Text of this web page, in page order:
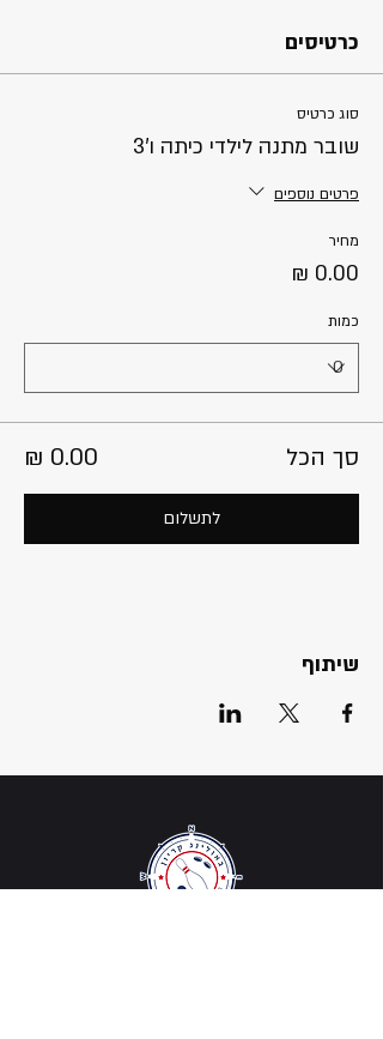
כרטיסים
סוג כרטיס
שובר מתנה לילדי כיתה ו'3
פרטים נוספים
מחיר
כמות
סך הכל
לתשלום
שיתוף